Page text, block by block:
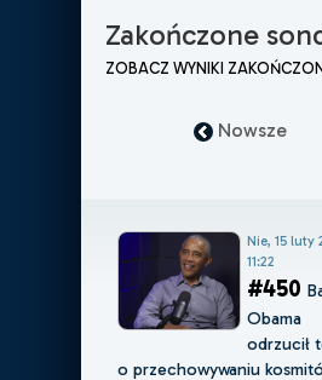
Zakończone
ZOBACZ WYNIKI
Nowsze
Nie, 15 luty
11:22
#450
Obama
odrzucił
o przechowywaniu